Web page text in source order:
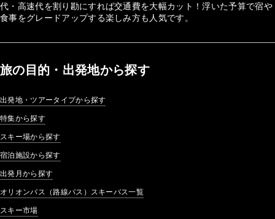
代・高速代を割り勘にすれば交通費を大幅カット！浮いた予算で宿や
食事をグレードアップする楽しみ方も人気です。
旅の目的・出発地から探す
出発地・ツアータイプから探す
特集から探す
スキー場から探す
宿泊施設から探す
出発月から探す
オリオンバス（路線バス）スキーバス一覧
スキー市場